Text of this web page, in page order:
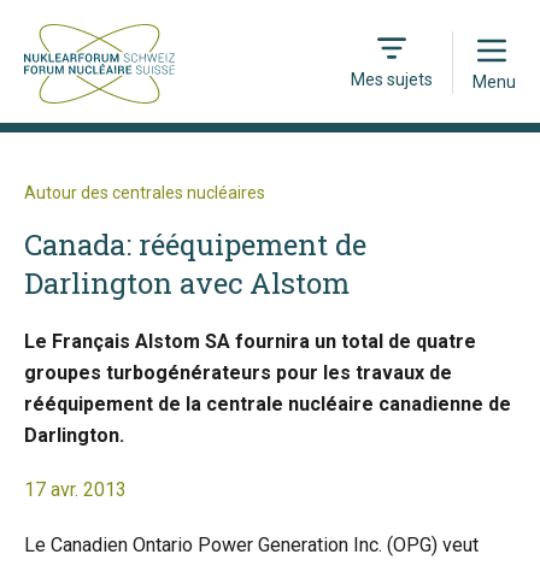
Mes sujets
Open
Menu
Autour des centrales nucléaires
Canada: rééquipement de
Darlington avec Alstom
Le Français Alstom SA fournira un total de quatre
groupes turbogénérateurs pour les travaux de
rééquipement de la centrale nucléaire canadienne de
Darlington.
17 avr. 2013
Le Canadien Ontario Power Generation Inc. (OPG) veut